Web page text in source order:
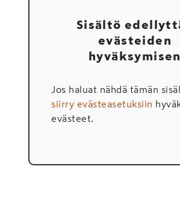
Sisältö
evästeiden
hyväksymisen
Jos haluat nähdä tämän
siirry evästeasetuksiin
evästeet.